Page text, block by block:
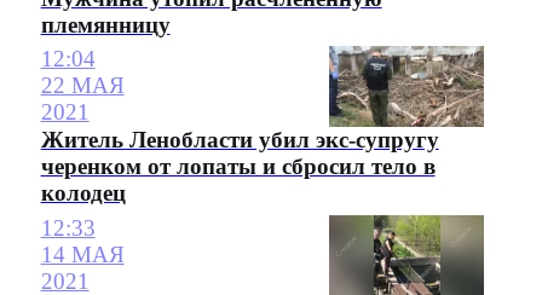
племянницу
12:04
22 МАЯ
2021
Житель Ленобласти убил экс-супругу
черенком от лопаты и сбросил тело в
колодец
12:33
14 МАЯ
2021